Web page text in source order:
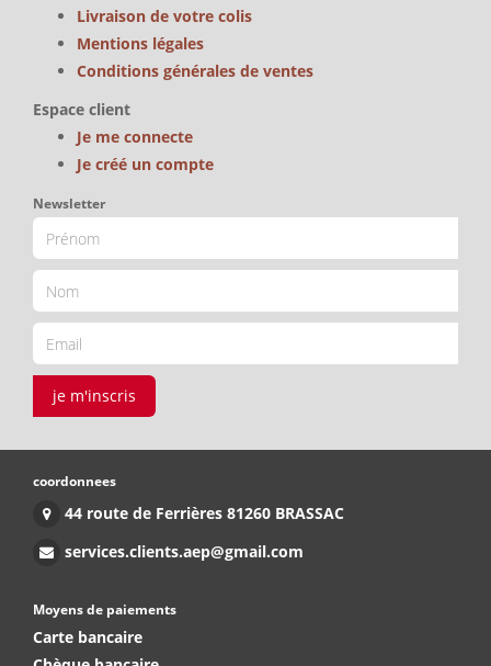
Livraison de votre colis
Mentions légales
Conditions générales de ventes
Espace client
Je me connecte
Je créé un compte
Newsletter
je m'inscris
coordonnees
44 route de Ferrières 81260 BRASSAC
services.clients.aep@gmail.com
Moyens de paiements
Carte bancaire